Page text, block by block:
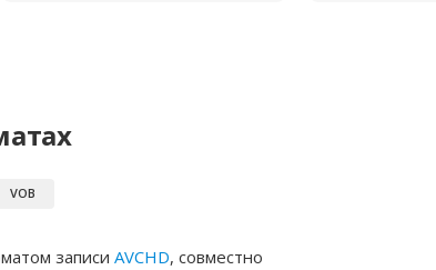
VOB
записи AVCHD, совместно